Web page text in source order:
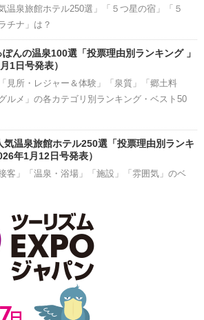
温泉旅館ホテル250選」「５つ星の宿」「５
チナ」は？
んの温泉100選「投票理由別ランキング 」
1日号発表）
見所・レジャー＆体験」「泉質」「郷土料
ルメ」の各カテゴリ別ランキング・ベスト50
気温泉旅館ホテル250選「投票理由別ランキ
年1月12日号発表）
客」「温泉・浴場」「施設」「雰囲気」のベ